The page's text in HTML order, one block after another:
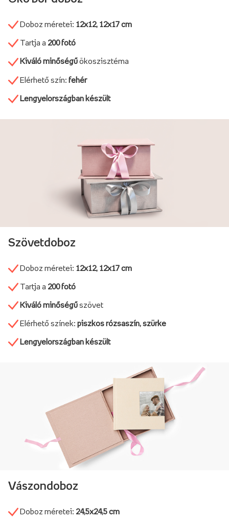
Doboz méretei: 12x12, 12x17 cm
Tartja a 200 fotó
Kiváló minőségűökoszisztéma
Elérhető szín: fehér
Lengyelországban készült
Szövetdoboz
Doboz méretei: 12x12, 12x17 cm
Tartja a 200 fotó
Kiváló minőségűszövet
Elérhető színek: piszkos rózsaszín, szürke
Lengyelországban készült
Vászondoboz
Doboz méretei: 24,5x24,5 cm